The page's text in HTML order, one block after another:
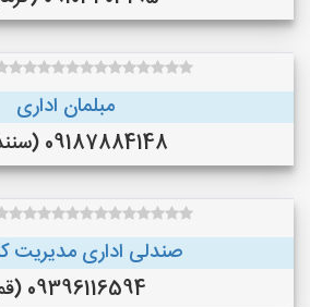
مبلمان اداری
09187884148 (سنندج )
صندلی اداری مدیریت
09396116594 (قم)